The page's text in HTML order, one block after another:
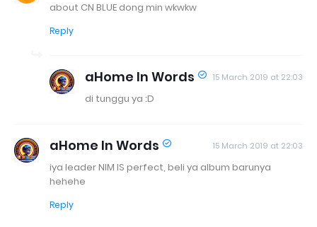
about CN BLUE dong min wkwkw
Reply
aHome In Words 15 March 2019 at 22:03
di tunggu ya :D
aHome In Words 15 March 2019 at 22:03
iya leader NIM IS perfect, beli ya album barunya
hehehe
Reply